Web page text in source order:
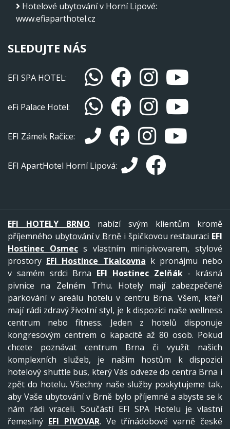
Hotelové ubytování v Horní Lipové:
www.efiaparthotel.cz
SLEDUJTE NÁS
EFI SPA HOTEL:
eFi Palace Hotel:
EFI Zámek Račice:
EFI ApartHotel Horní Lipová:
EFI HOTELY BRNO nabízí svým klientům kromě
příjemného ubytování v Brně i špičkovou restauraci EFI
Hostinec Osmecs vlastním minipivovarem, stylové
prostory EFI Hostince Tkalcovna k pronájmu nebo
v samém srdci Brna EFI Hostinec Zelňák- krásná
pivnice na Zelném Trhu. Hotely mají zabezpečené
parkování v areálu hotelu v centru Brna. Všem, kteří
mají rádi zdravý životní styl, je k dispozici naše wellness
centrum nebo fitness. Jeden z hotelů disponuje
kongresovým centrem o kapacitě až 80 osob. Pokud
chcete poznávat centrum Brna či využít našich
komplexních služeb, je našim hostům k dispozici
hotelový shuttle bus, který Vás odveze do centra Brna i
zpět do hotelu. Všechny naše služby poskytujeme tak,
aby Vaše ubytování v Brně bylo příjemné a abyste se k
nám rádi vraceli. Součástí EFI SPA Hotelu je vlastní
řemeslný EFI PIVOVAR. Ve třínádobové varně české